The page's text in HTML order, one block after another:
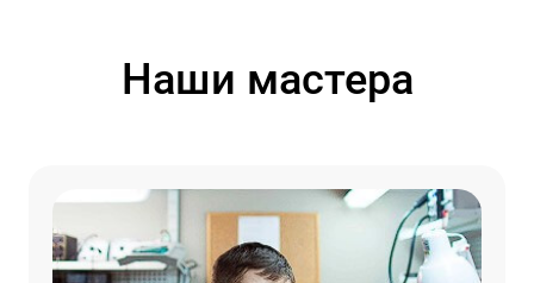
Наши мастера